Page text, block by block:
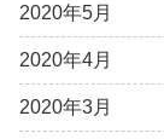
2020年5月
2020年4月
2020年3月